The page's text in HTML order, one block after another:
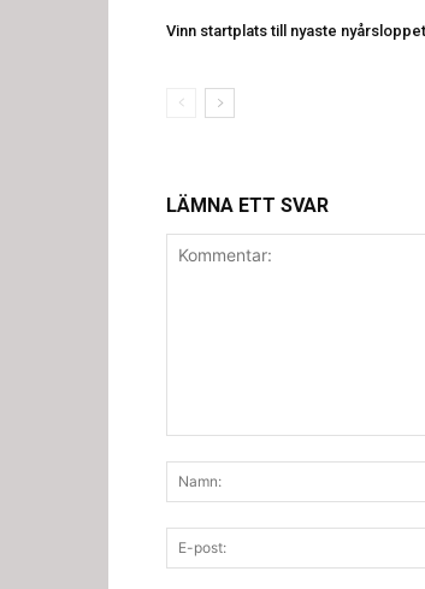
Vinn startplats till nyaste nyårsloppet
LÄMNA ETT SVAR